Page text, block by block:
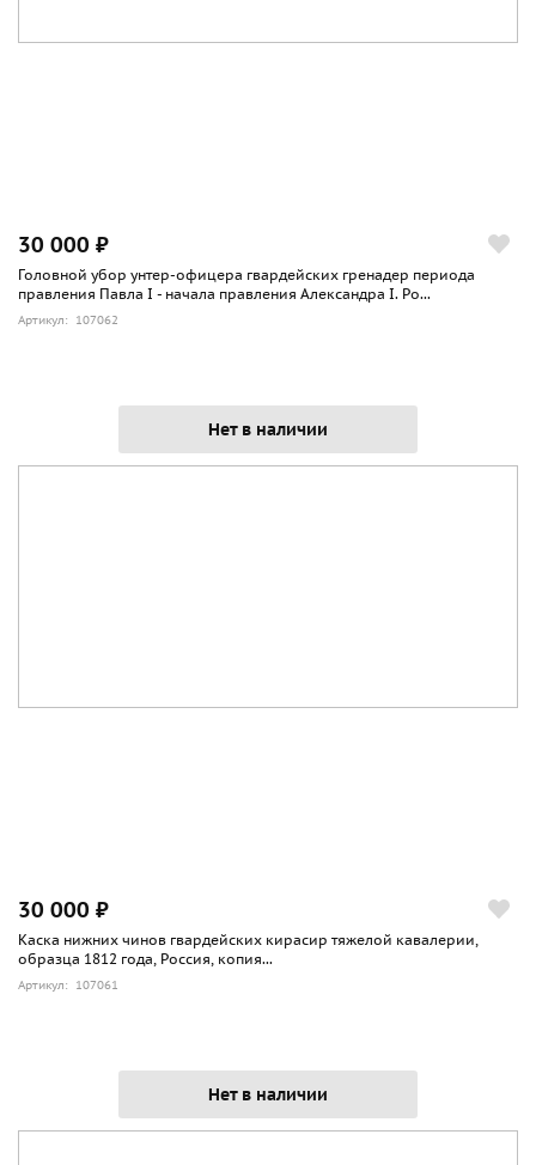
30 000 ₽
Головной убор унтер-офицера гвардейских гренадер периода
правления Павла I - начала правления Александра I. Ро...
Артикул: 107062
Нет в наличии
30 000 ₽
Каска нижних чинов гвардейских кирасир тяжелой кавалерии,
образца 1812 года, Россия, копия...
Артикул: 107061
Нет в наличии